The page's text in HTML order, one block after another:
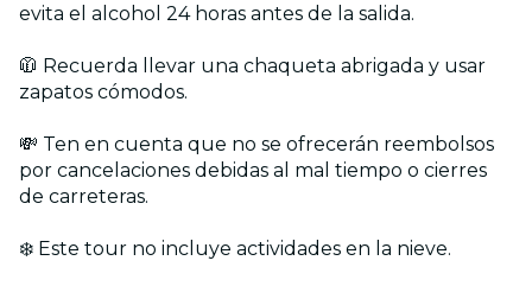
evita el alcohol 24 horas antes de la salida.
🧥 Recuerda llevar una chaqueta abrigada y usar
zapatos cómodos.
💸 Ten en cuenta que no se ofrecerán reembolsos
por cancelaciones debidas al mal tiempo o cierres
de carreteras.
❄️ Este tour no incluye actividades en la nieve.